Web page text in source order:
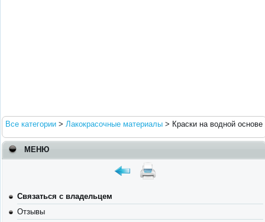
Все категории > Лакокрасочные материалы > Краски на водной основе
МЕНЮ
Связаться с владельцем
Отзывы